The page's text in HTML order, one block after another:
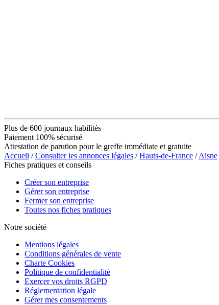
Plus de 600 journaux habilités
Paiement 100% sécurisé
Attestation de parution pour le greffe immédiate et gratuite
Accueil /Consulter les annonces légales /Hauts-de-France /Aisne
Fiches pratiques et conseils
Créer son entreprise
Gérer son entreprise
Fermer son entreprise
Toutes nos fiches pratiques
Notre société
Mentions légales
Conditions générales de vente
Charte Cookies
Politique de confidentialité
Exercer vos droits RGPD
Réglementation légale
Gérer mes consentements